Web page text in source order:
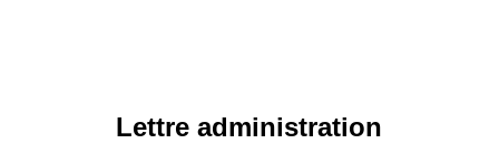
Lettre administration